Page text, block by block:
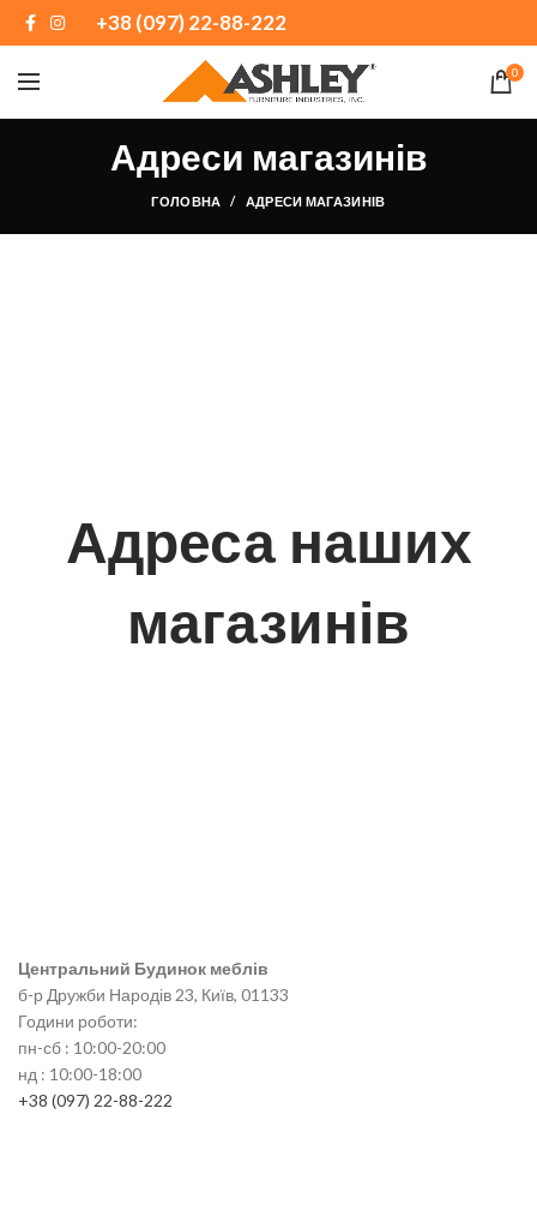
+38 (097) 22-88-222
0
Адреси магазинів
ГОЛОВНА АДРЕСИ МАГАЗИНІВ
Адреса наших
магазинів
Центральний Будинок меблів
б-р Дружби Народів 23, Київ, 01133
Години роботи:
пн-сб : 10:00-20:00
нд : 10:00-18:00
+38 (097) 22-88-222